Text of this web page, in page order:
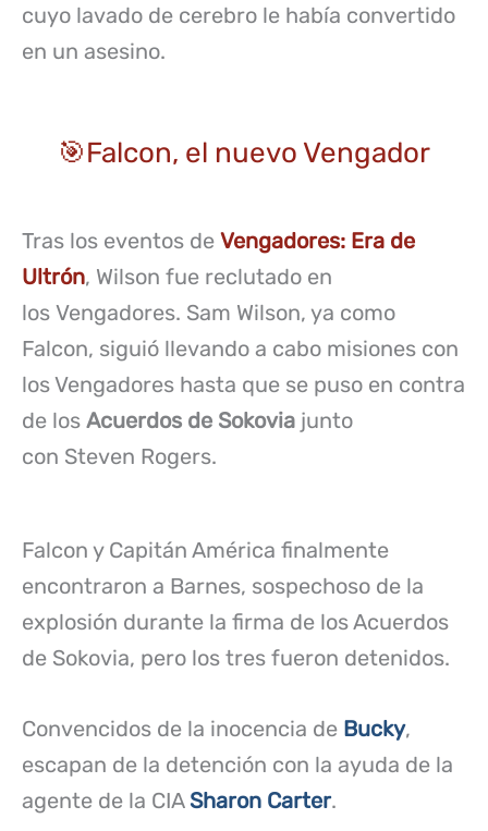
cuyo lavado de cerebro le había convertido
en un asesino.
🎯Falcon, el nuevo Vengador
Tras los eventos de Vengadores: Era de
Ultrón, Wilson fue reclutado en
los Vengadores. Sam Wilson, ya como
Falcon, siguió llevando a cabo misiones con
los Vengadores hasta que se puso en contra
de los Acuerdos de Sokovia junto
con Steven Rogers.
Falcon y Capitán América finalmente
encontraron a Barnes, sospechoso de la
explosión durante la firma de los Acuerdos
de Sokovia, pero los tres fueron detenidos.
Convencidos de la inocencia de Bucky,
escapan de la detención con la ayuda de la
agente de la CIA Sharon Carter.